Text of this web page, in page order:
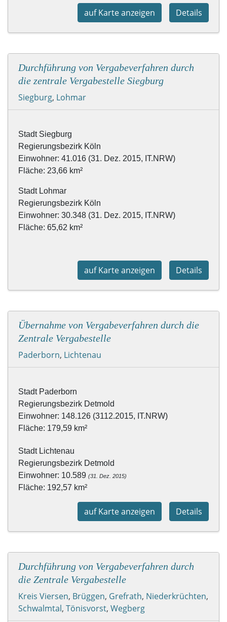
Details
auf Karte anzeigen
Durchführung von Vergabeverfahren durch
die zentrale Vergabestelle Siegburg
Siegburg, Lohmar
Stadt Siegburg
Regierungsbezirk Köln
Einwohner: 41.016 (31. Dez. 2015, IT.NRW)
Fläche: 23,66 km²
Stadt Lohmar
Regierungsbezirk Köln
Einwohner: 30.348 (31. Dez. 2015, IT.NRW)
Fläche: 65,62 km²
Details
auf Karte anzeigen
Übernahme von Vergabeverfahren durch die
Zentrale Vergabestelle
Paderborn, Lichtenau
Stadt Lichtenau
Regierungsbezirk Detmold
Einwohner: 10.589 (31. Dez. 2015)
Fläche: 192,57 km²
Details
auf Karte anzeigen
Durchführung von Vergabeverfahren durch
die Zentrale Vergabestelle
Kreis Viersen, Brüggen, Grefrath, Niederkrüchten,
Schwalmtal, Tönisvorst, Wegberg